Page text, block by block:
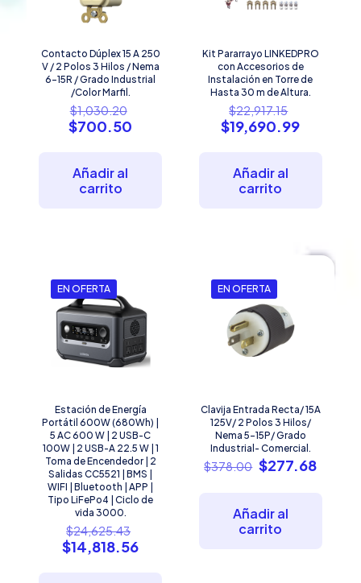
Contacto Dúplex 15 A 250
V / 2 Polos 3 Hilos / Nema
6-15R / Grado Industrial
/Color Marfil.
$1,030.20
precio
$700.50
Añadir al
carrito
Kit Pararrayo LINKEDPRO
con Accesorios de
Instalación en Torre de
Hasta 30 m de Altura.
$22,917.15
precio
original
$19,690.99El
Añadir al
carrito
EN OFERTA
Estación de Energía
Portátil 600W (680Wh) |
5 AC 600 W | 2 USB-C
100W | 2 USB-A 22.5 W | 1
Toma de Encendedor | 2
Salidas CC5521 | BMS |
WIFI | Bluetooth | APP |
Tipo LiFePo4 | Ciclo de
vida 3000.
$24,625.43
precio
$14,818.56El
EN OFERTA
Clavija Entrada Recta/ 15A
125V/ 2 Polos 3 Hilos/
Nema 5-15P/ Grado
Industrial- Comercial.
$378.00 El
era:
$378.00.
$277.68El
Añadir al
carrito